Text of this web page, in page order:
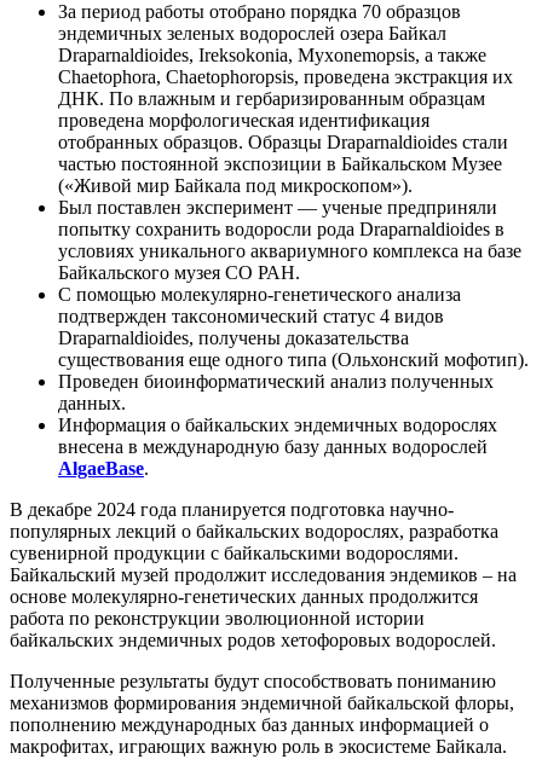
За период работы отобрано порядка 70 образцов
эндемичных зеленых водорослей озера Байкал
Draparnaldioides, Ireksokonia, Myxonemopsis, а также
Chaetophora, Chaetophoropsis, проведена экстракция их
ДНК. По влажным и гербаризированным образцам
проведена морфологическая идентификация
отобранных образцов. Образцы Draparnaldioides стали
частью постоянной экспозиции в Байкальском Музее
(«Живой мир Байкала под микроскопом»).
Был поставлен эксперимент — ученые предприняли
попытку сохранить водоросли рода Draparnaldioides в
условиях уникального аквариумного комплекса на базе
Байкальского музея СО РАН.
С помощью молекулярно-генетического анализа
подтвержден таксономический статус 4 видов
Draparnaldioides, получены доказательства
существования еще одного типа (Ольхонский мофотип).
Проведен биоинформатический анализ полученных
данных.
Информация о байкальских эндемичных водорослях
внесена в международную базу данных водорослей
AlgaeBase.
В декабре 2024 года планируется подготовка научно-
популярных лекций о байкальских водорослях, разработка
сувенирной продукции с байкальскими водорослями.
Байкальский музей продолжит исследования эндемиков – на
основе молекулярно-генетических данных продолжится
работа по реконструкции эволюционной истории
байкальских эндемичных родов хетофоровых водорослей.
Полученные результаты будут способствовать пониманию
механизмов формирования эндемичной байкальской флоры,
пополнению международных баз данных информацией о
макрофитах, играющих важную роль в экосистеме Байкала.